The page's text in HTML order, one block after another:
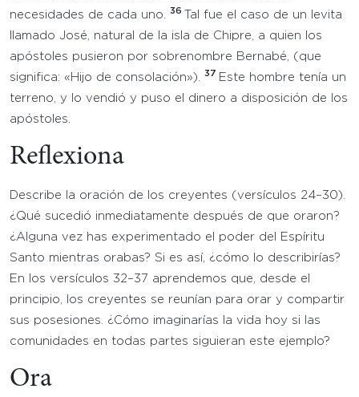
necesidades de cada uno.
36
Tal fue el caso de un levita
llamado José, natural de la isla de Chipre, a quien los
apóstoles pusieron por sobrenombre Bernabé, (que
significa: «Hijo de consolación»).
37 Este hombre tenía un
terreno, y lo vendió y puso el dinero a disposición de los
apóstoles.
Reflexiona
Describe la oración de los creyentes (versículos 24–30).
¿Qué sucedió inmediatamente después de que oraron?
¿Alguna vez has experimentado el poder del Espíritu
Santo mientras orabas? Si es así, ¿cómo lo describirías?
En los versículos 32–37 aprendemos que, desde el
principio, los creyentes se reunían para orar y compartir
sus posesiones. ¿Cómo imaginarías la vida hoy si las
comunidades en todas partes siguieran este ejemplo?
Ora